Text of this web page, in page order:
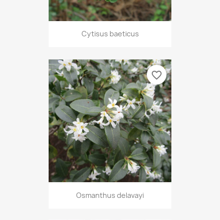
Cytisus baeticus
Osmanthus delavayi
favorite_border